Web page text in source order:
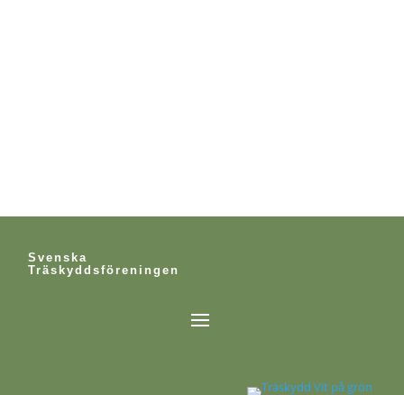
Svenska
Träskyddsföreningen